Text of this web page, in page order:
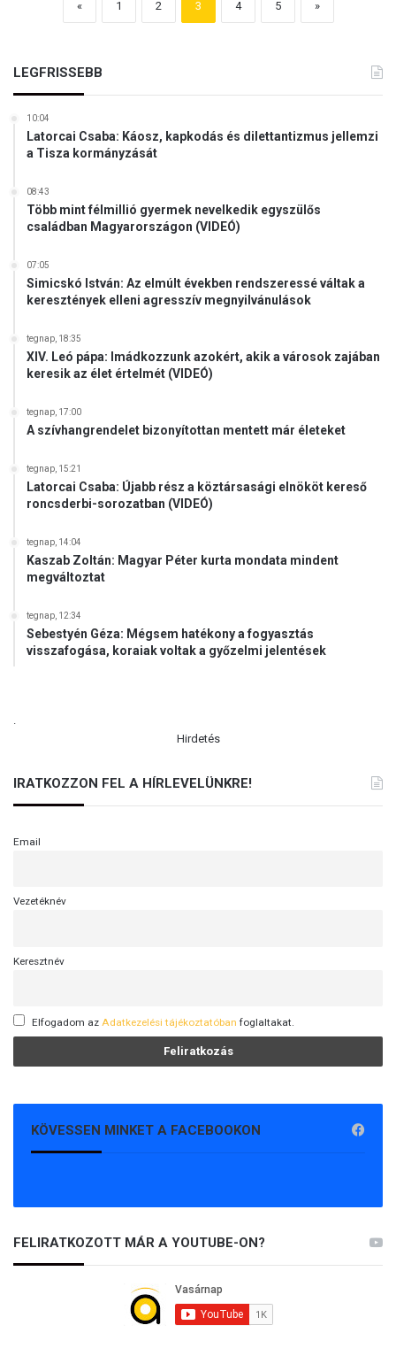
« 1 2 3 4 5 »
LEGFRISSEBB
10:04
Latorcai Csaba: Káosz, kapkodás és dilettantizmus jellemzi
a Tisza kormányzását
08:43
Több mint félmillió gyermek nevelkedik egyszülős
családban Magyarországon (VIDEÓ)
07:05
Simicskó István: Az elmúlt években rendszeressé váltak a
keresztények elleni agresszív megnyilvánulások
tegnap, 18:35
XIV. Leó pápa: Imádkozzunk azokért, akik a városok zajában
keresik az élet értelmét (VIDEÓ)
tegnap, 17:00
A szívhangrendelet bizonyítottan mentett már életeket
tegnap, 15:21
Latorcai Csaba: Újabb rész a köztársasági elnököt kereső
roncsderbi-sorozatban (VIDEÓ)
tegnap, 14:04
Kaszab Zoltán: Magyar Péter kurta mondata mindent
megváltoztat
tegnap, 12:34
Sebestyén Géza: Mégsem hatékony a fogyasztás
visszafogása, koraiak voltak a győzelmi jelentések
Hirdetés
IRATKOZZON FEL A HÍRLEVELÜNKRE!
Email
Vezetéknév
Keresztnév
Elfogadom az Adatkezelési tájékoztatóban foglaltakat.
KÖVESSEN MINKET A FACEBOOKON
FELIRATKOZOTT MÁR A YOUTUBE-ON?